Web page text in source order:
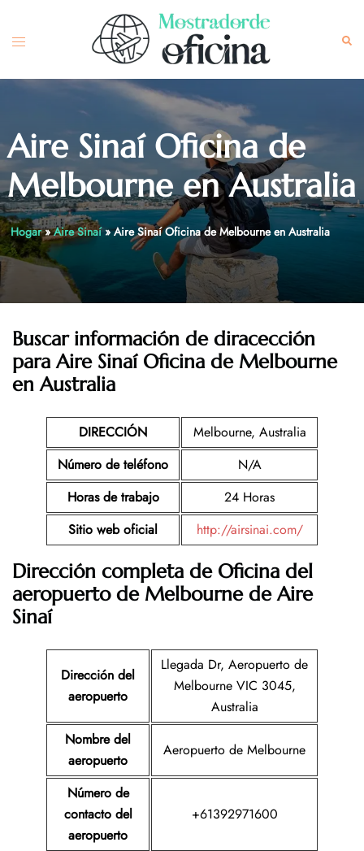
content
Toggle
Aire Sinaí Oficina de
Melbourne en Australia
Hogar»Aire Sinaí»Aire Sinaí Oficina de Melbourne en Australia
Buscar información de diracección
para Aire Sinaí Oficina de Melbourne
en Australia
DIRECCIÓN
Melbourne, Australia
Número de teléfono
N/A
Horas de trabajo
24 Horas
Sitio web oficial
http://airsinai.com/
Dirección completa de Oficina del
aeropuerto de Melbourne de Aire
Sinaí
Dirección del
aeropuerto
Llegada Dr, Aeropuerto de
Melbourne VIC 3045,
Australia
Nombre del
aeropuerto
Aeropuerto de Melbourne
Número de
contacto del
aeropuerto
+61392971600